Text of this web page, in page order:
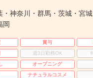
神奈川・群馬・茨城・宮
岡
賞与
週3日勤務OK
オープニング
ナチュラルコスメ